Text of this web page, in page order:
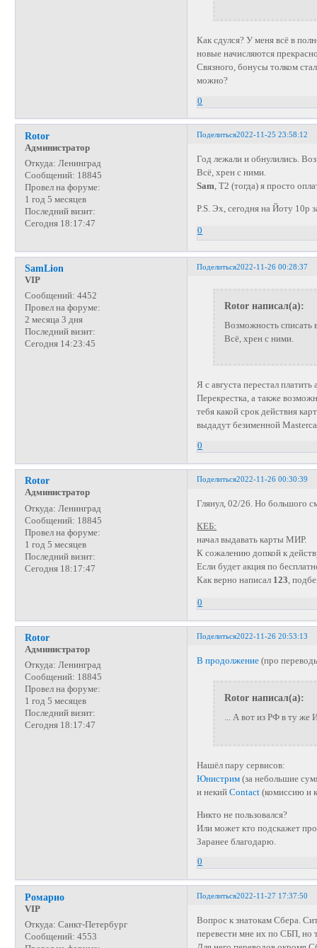
Как сдулся? У меня всё в
новые начисляются
Связного, бонусы толком
можно?
0
Поделиться2022-11-25 23:58:12
Rotor
Администратор
Откуда: Ленинград
Сообщений: 18845
Провел на форуме:
1 год 5 месяцев
Последний визит:
Сегодня 18:17:47
Год лежали и обнулились.
Всё, хрен с ними.
Sam, Т2 (тогда) я просто
P.S. Эх, сегодня на Йоту 10р
0
Поделиться2022-11-26 00:28:37
SamLion
VIP
Сообщений: 4452
Провел на форуме:
2 месяца 3 дня
Последний визит:
Сегодня 14:23:45
Rotor написал(а):
Возможность списать
Всё, хрен с ними.
Я с августа перестал
Перекрестка, а также
тебя какой срок действия
выдадут безименной
0
Поделиться2022-11-26 00:30:39
Rotor
Администратор
Откуда: Ленинград
Сообщений: 18845
Провел на форуме:
1 год 5 месяцев
Последний визит:
Сегодня 18:17:47
Глянул, 02/26. Но большого
КЕБ:
начал выдавать карты МИР.
К сожалению допкой к
Если будет акция по
Как верно написал 123,
0
Поделиться2022-11-26 20:53:13
Rotor
Администратор
Откуда: Ленинград
Сообщений: 18845
Провел на форуме:
1 год 5 месяцев
Последний визит:
Сегодня 18:17:47
В продолжение (про
Rotor написал(а):
... А вот из РФ в ту же
Нашёл пару сервисов:
Юнистрим (за небольшие
и некийContact (комиссию и
Никто не пользовался?
Или может кто подскажет
Заранее благодарю.
0
Поделиться2022-11-27 17:37:50
Ромарио
VIP
Откуда: Санкт-Петербург
Сообщений: 4553
Вопрос к знатокам Сбера.
перевести мне их по СБП, но